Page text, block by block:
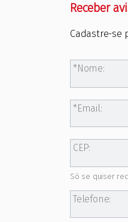
Receber
Cadastre-se
Nome:
Email:
CEP:
Só se quiser
Telefone: